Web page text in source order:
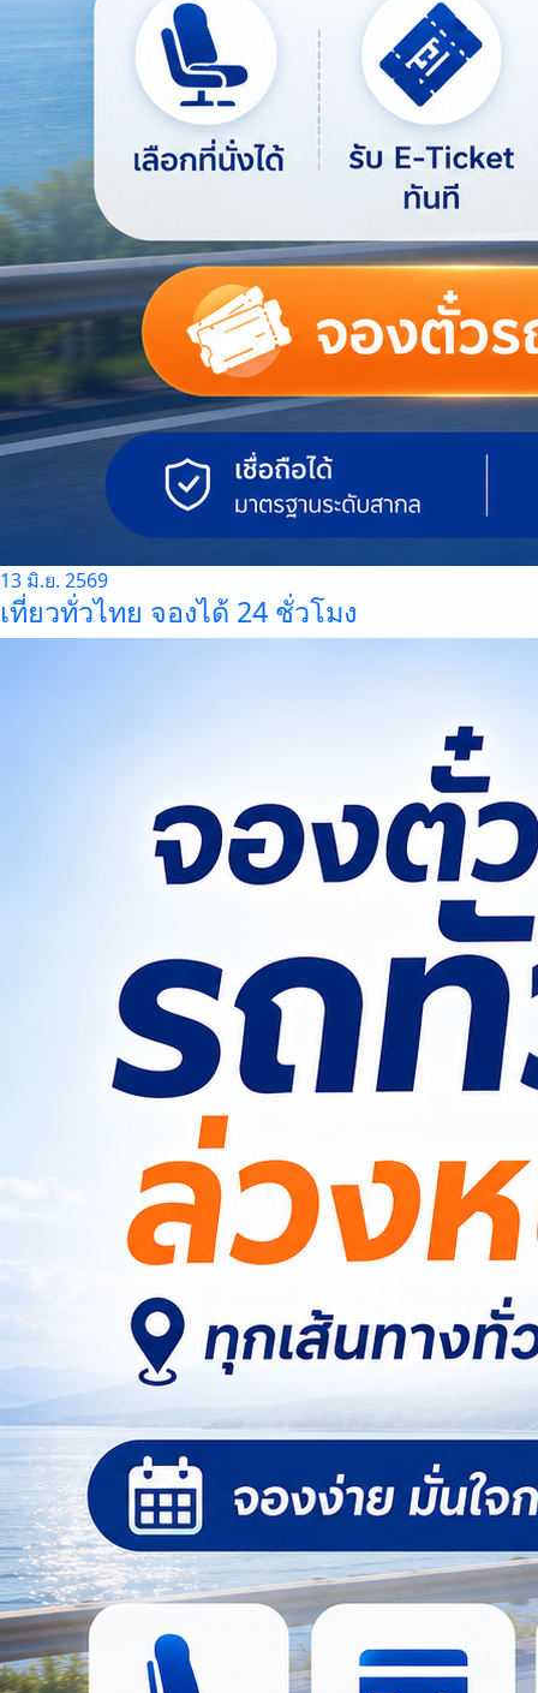
13 มิ.ย. 2569
เที่ยวทั่วไทย จองได้ 24 ชั่วโมง